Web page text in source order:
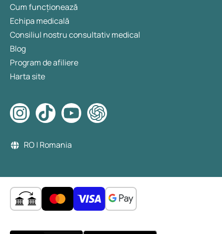
Cum funcționează
Echipa medicală
Consiliul nostru consultativ medical
Blog
Program de afiliere
Harta site
RO | Romania